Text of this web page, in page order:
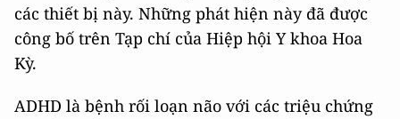
các thiết bị này. Những phát hiện này đã được
công bố trên Tạp chí của Hiệp hội Y khoa Hoa
Kỳ.
ADHD là bệnh rối loạn não với các triệu chứng